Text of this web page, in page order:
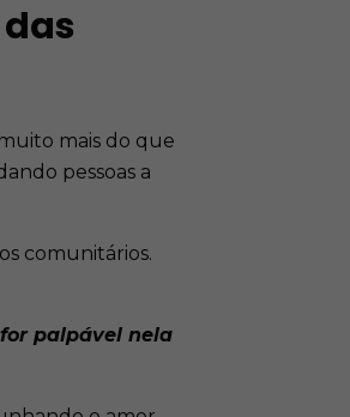
mais do que
pessoas a
comunitários.
palpável nela